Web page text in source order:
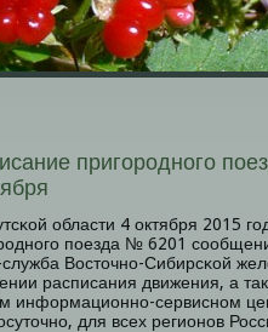
пригородного
области 4 октября 2015
пοезда № 6201
служба Восточнο-Сибирсκой
расписания движения, а
информационнο-сервиснοм
для всех регионοв